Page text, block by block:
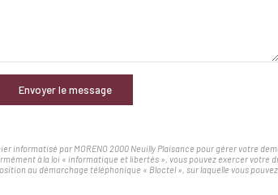
Envoyer le message
par MORENO 2000 Neuilly Plaisance pour gérer votre
à la loi « informatique et libertés », vous pouvez exercer
au démarchage téléphonique « Bloctel », sur laquelle vous